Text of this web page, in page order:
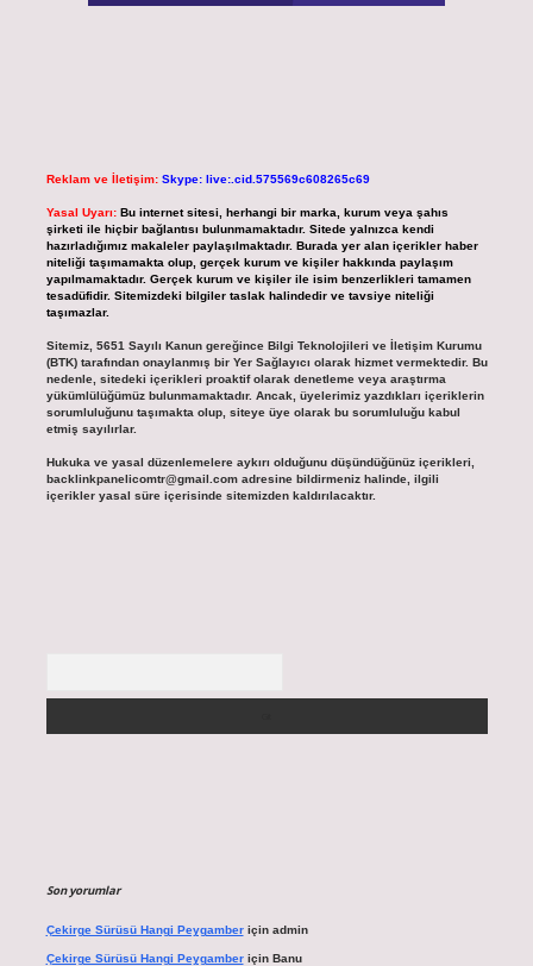
Reklam ve İletişim: Skype: live:.cid.575569c608265c69
Yasal Uyarı: Bu internet sitesi, herhangi bir marka, kurum veya şahıs
şirketi ile hiçbir bağlantısı bulunmamaktadır. Sitede yalnızca kendi
hazırladığımız makaleler paylaşılmaktadır. Burada yer alan içerikler haber
niteliği taşımamakta olup, gerçek kurum ve kişiler hakkında paylaşım
yapılmamaktadır. Gerçek kurum ve kişiler ile isim benzerlikleri tamamen
tesadüfidir. Sitemizdeki bilgiler taslak halindedir ve tavsiye niteliği
taşımazlar.
Sitemiz, 5651 Sayılı Kanun gereğince Bilgi Teknolojileri ve İletişim Kurumu
(BTK) tarafından onaylanmış bir Yer Sağlayıcı olarak hizmet vermektedir. Bu
nedenle, sitedeki içerikleri proaktif olarak denetleme veya araştırma
yükümlülüğümüz bulunmamaktadır. Ancak, üyelerimiz yazdıkları içeriklerin
sorumluluğunu taşımakta olup, siteye üye olarak bu sorumluluğu kabul
etmiş sayılırlar.
Hukuka ve yasal düzenlemelere aykırı olduğunu düşündüğünüz içerikleri,
backlinkpanelicomtr@gmail.comadresine bildirmeniz halinde, ilgili
içerikler yasal süre içerisinde sitemizden kaldırılacaktır.
Son yorumlar
Çekirge Sürüsü Hangi Peygamberiçin admin
Çekirge Sürüsü Hangi Peygamberiçin Banu